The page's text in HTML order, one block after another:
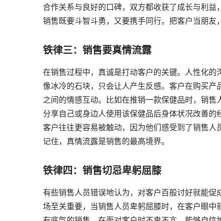
合作关系与良好的口碑，双方都收获了成长与利益
销售既要斗智斗勇，又要携手同行。把客户当朋友
铁律三：销售要真情流露
在销售过程中，真诚是打动客户的关键。人性化
像冰冷的石块，只会让人产生反感。客户在购买
之间的情感互动。比如在推销一款保健品时，销
分享自己或身边人使用该保健品后身体状况改善
客户往往更容易被触动，因为他们感受到了销售
记住，真情流露是销售的最高境界。
铁律四：销售切忌卑躬屈膝
有些销售人员错误地认为，对客户百般讨好就能
场至关重要，当销售人员卑躬屈膝时，在客户眼